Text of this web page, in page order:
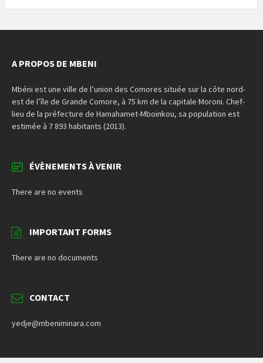
A PROPOS DE MBENI
Mbéni est une ville de l’union des Comores située sur la côte nord-
est de l’île de Grande Comore, à 75 km de la capitale Moroni. Chef-
lieu de la préfecture de Hamahamet-Mboinkou, sa population est
estimée à 7 893 habitants (2013).
ÉVÈNEMENTS À VENIR
There are no events
IMPORTANT FORMS
There are no documents
CONTACT
yedje@mbeniminara.com